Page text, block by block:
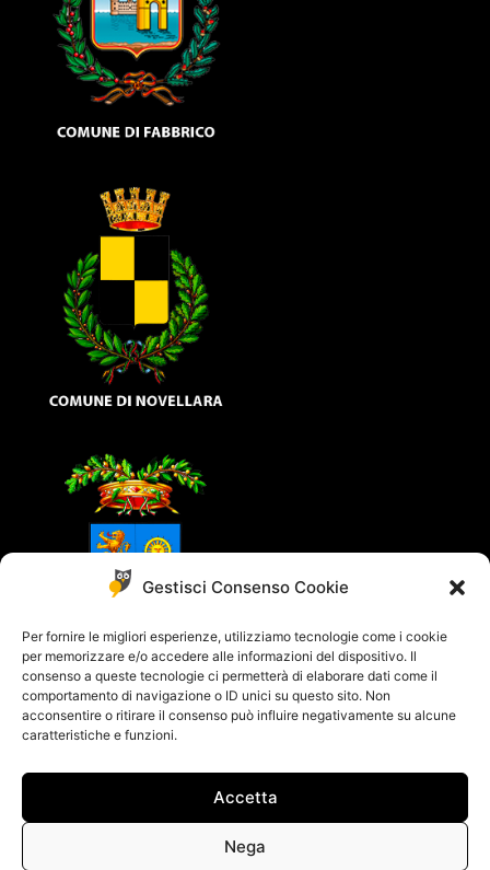
Gestisci Consenso Cookie
Per fornire le migliori esperienze, utilizziamo tecnologie come i cookie
per memorizzare e/o accedere alle informazioni del dispositivo. Il
consenso a queste tecnologie ci permetterà di elaborare dati come il
comportamento di navigazione o ID unici su questo sito. Non
acconsentire o ritirare il consenso può influire negativamente su alcune
caratteristiche e funzioni.
Accetta
Nega
© 2018 - 2021 All rights reserved - Powered by